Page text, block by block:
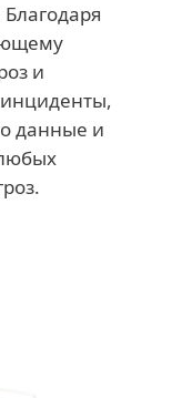
Благодаря
и
данные и